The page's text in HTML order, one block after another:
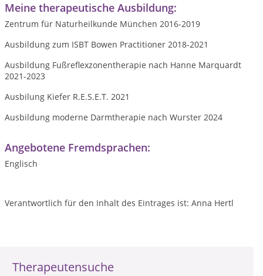
Therapeutensuche
Meine therapeutische Ausbildung:
Zentrum für Naturheilkunde München 2016-2019
Ausbildung zum ISBT Bowen Practitioner 2018-2021
Ausbildung Fußreflexzonentherapie nach Hanne Marquardt
2021-2023
Ausbilung Kiefer R.E.S.E.T. 2021
Ausbildung moderne Darmtherapie nach Wurster 2024
Angebotene Fremdsprachen:
Englisch
Verantwortlich für den Inhalt des Eintrages ist: Anna Hertl